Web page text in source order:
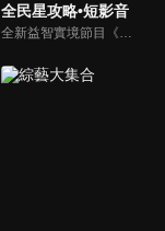
全民星攻略•短影音
全新益智實境節目《全民星攻略》，由館長曾國城擔任把關者，考驗著每個來挑戰九宮格益智遊戲藝人明星。想要攻略九宮格關卡，透過創意聯想、邏輯推理、理想分析，才有機會獲取智慧星幣，帶走夢幻大獎。